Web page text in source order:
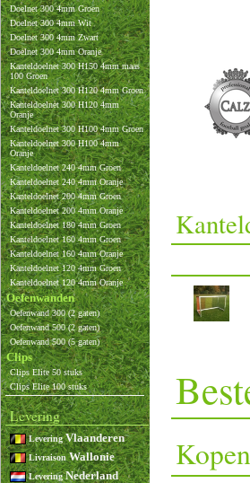
Doelnet 300 4mm Groen
Doelnet 300 4mm Wit
Doelnet 300 4mm Zwart
Doelnet 300 4mm Oranje
Kanteldoelnet 300 H150 4mm maas
100 Groen
Kanteldoelnet 300 H120 4mm Groen
Kanteldoelnet 300 H120 4mm
Oranje
Kanteldoelnet 300 H100 4mm Groen
Kanteldoelnet 300 H100 4mm
Oranje
Kanteldoelnet 240 4mm Groen
Kanteldoelnet 240 4mm Oranje
Kanteldoelnet 200 4mm Groen
Kanteldoelnet 200 4mm Oranje
Kanteldoelnet 180 4mm Groen
Kanteldoelnet 160 4mm Groen
Kanteldoelnet 160 4mm Oranje
Kanteldoelnet 120 4mm Groen
Kanteldoelnet 120 4mm Oranje
Oefenwanden
Oefenwand 300 (2 gaten)
Oefenwand 500 (2 gaten)
Oefenwand 500 (5 gaten)
Clips
Clips Elite 50 stuks
Clips Elite 100 stuks
Levering
LeveringVlaanderen
LivraisonWallonie
LeveringNederland